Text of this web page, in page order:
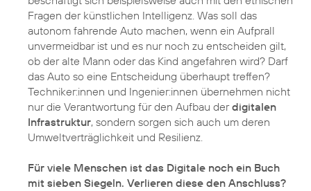
Fragen der künstlichen Intelligenz. Was soll das
autonom fahrende Auto machen, wenn ein Aufprall
unvermeidbar ist und es nur noch zu entscheiden gilt,
ob der alte Mann oder das Kind angefahren wird? Darf
das Auto so eine Entscheidung überhaupt treffen?
Techniker:innen und Ingenier:innen übernehmen nicht
nur die Verantwortung für den Aufbau derdigitalen
Infrastruktur, sondern sorgen sich auch um deren
Umweltverträglichkeit und Resilienz.
Für viele Menschen ist das Digitale noch ein Buch
mit sieben Siegeln. Verlieren diese den Anschluss?